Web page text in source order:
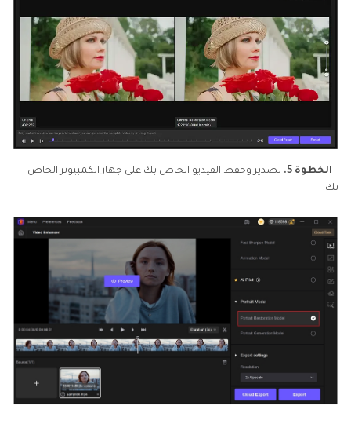
الخطوة 5.
تصدير وحفظ الفيديو الخاص بك على جهاز الكمبيوتر الخاص
بك.